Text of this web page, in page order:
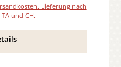
Lieferung nach
und CH.